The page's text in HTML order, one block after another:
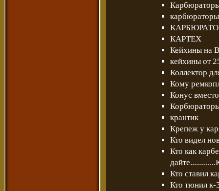
КАРТЕХ
Кейхины на
кейхины от
Коллектор
Кому
Конус
крантик
Крепеж у
Кто видел
Кто как
Кто ставил
Кто тюнил к-